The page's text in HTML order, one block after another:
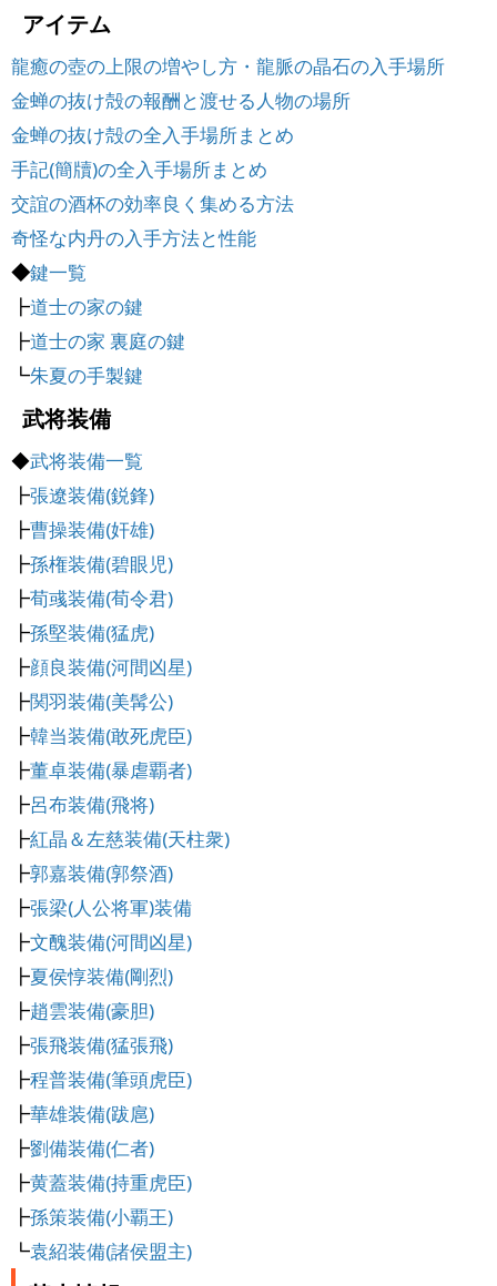
アイテム
龍癒の壺の上限の増やし方・龍脈の晶石の入手場所
金蝉の抜け殻の報酬と渡せる人物の場所
金蝉の抜け殻の全入手場所まとめ
手記(簡牘)の全入手場所まとめ
交誼の酒杯の効率良く集める方法
奇怪な内丹の入手方法と性能
◆鍵一覧
┣道士の家の鍵
┣道士の家 裏庭の鍵
┗朱夏の手製鍵
武将装備
◆武将装備一覧
┣張遼装備(鋭鋒)
┣曹操装備(奸雄)
┣孫権装備(碧眼児)
┣荀彧装備(荀令君)
┣孫堅装備(猛虎)
┣顔良装備(河間凶星)
┣関羽装備(美髯公)
┣韓当装備(敢死虎臣)
┣董卓装備(暴虐覇者)
┣呂布装備(飛将)
┣紅晶＆左慈装備(天柱衆)
┣郭嘉装備(郭祭酒)
┣張梁(人公将軍)装備
┣文醜装備(河間凶星)
┣夏侯惇装備(剛烈)
┣趙雲装備(豪胆)
┣張飛装備(猛張飛)
┣程普装備(筆頭虎臣)
┣華雄装備(跋扈)
┣劉備装備(仁者)
┣黄蓋装備(持重虎臣)
┣孫策装備(小覇王)
┗袁紹装備(諸侯盟主)